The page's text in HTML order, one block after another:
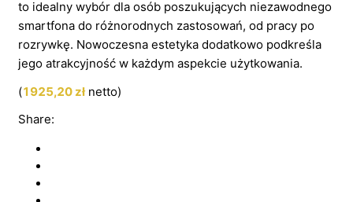
to idealny wybór dla osób poszukujących niezawodnego
smartfona do różnorodnych zastosowań, od pracy po
rozrywkę. Nowoczesna estetyka dodatkowo podkreśla
jego atrakcyjność w każdym aspekcie użytkowania.
(1925,20złnetto)
Share: